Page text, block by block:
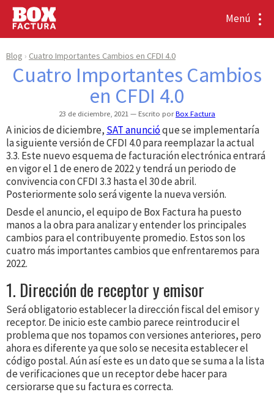
Menú
Blog Cuatro Importantes Cambios en CFDI 4.0
Cuatro Importantes Cambios
en CFDI 4.0
23 de diciembre, 2021 Escrito porBox Factura
A inicios de diciembre, SAT anuncióque se implementaría
la siguiente versión de CFDI 4.0 para reemplazar la actual
3.3. Este nuevo esquema de facturación electrónica entrará
en vigor el 1 de enero de 2022 y tendrá un periodo de
convivencia con CFDI 3.3 hasta el 30 de abril.
Posteriormente solo será vigente la nueva versión.
Desde el anuncio, el equipo de Box Factura ha puesto
manos a la obra para analizar y entender los principales
cambios para el contribuyente promedio. Estos son los
cuatro más importantes cambios que enfrentaremos para
2022.
1. Dirección de receptor y emisor
Será obligatorio establecer la dirección fiscal del emisor y
receptor. De inicio este cambio parece reintroducir el
problema que nos topamos con versiones anteriores, pero
ahora es diferente ya que solo se necesita establecer el
código postal. Aún así este es un dato que se suma a la lista
de verificaciones que un receptor debe hacer para
cersiorarse que su factura es correcta.